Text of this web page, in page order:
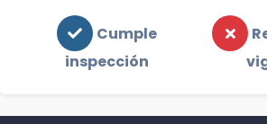
Cumple
inspección